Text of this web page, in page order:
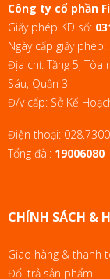
Công ty cổ phần
Giấy phép KD số:
Ngày cấp giấy
Địa chỉ: Tầng 5, Tòa
Sáu, Quận 3
Đ/v cấp: Sở Kế
Điện thoại:
Tổng đài: 19006080
CHÍNH SÁCH &
Giao hàng & thanh
Đổi trả sản phẩm